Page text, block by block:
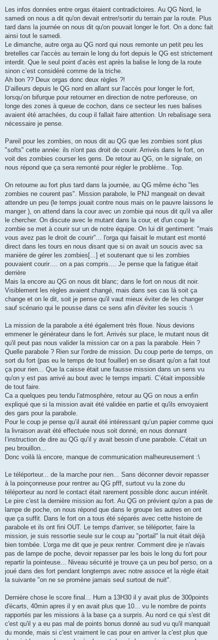
Les infos données entre orgas étaient contradictoires. Au QG Nord, le
samedi on nous a dit qu'on devait entrer/sortir du terrain par la route. Plus
tard dans la journée on nous dit qu'on pouvait longer le fort. On a donc fait
ainsi tout le samedi.
Le dimanche, autre orga au QG nord qui nous remonte un petit peu les
bretelles car l'accès au terrain le long du fort depuis le QG est strictement
interdit. Que le seul point d’acès est après la balise le long de la route
sinon c’est considéré comme de la triche.
Ah bon ?? Deux orgas donc deux règles ?!
D’ailleurs depuis le QG nord en allant sur l'accès pour longer le fort,
lorsqu’on bifurque pour retourner en direction de notre perforeuse, on
longe des zones à queue de cochon, dans ce secteur les rues balises
avaient été arrachées, du coup il fallait faire attention. Un rebalisage sera
nécessaire je pense.
Pareil pour les zombies, on nous dit au QG que les zombies sont plus
"softs" cette année: ils n'ont pas droit de courir. Arrivés dans le fort, on
voit des zombies courser les gens. De retour au QG, on le signale, on
nous répond que ça sera remonté pour régler le problème.. Top.
On retourne au fort plus tard dans la journée, au QG même écho "les
zombies ne courent pas". Mission parabole, le PNJ mangeait on devait
attendre un peu (le temps jouait contre nous mais on le pauvre laissons le
manger ), on attend dans la cour avec un zombie qui nous dit qu'il va aller
le chercher. On discute avec le mutant dans la cour, et d'un coup le
zombie se met à courir sur un de notre équipe. On lui dit gentiment: "mais
vous avez pas le droit de courir"... l'orga qui faisait le mutant est monté
direct dans les tours en nous disant que si on avait un soucis avec sa
manière de gérer les zombies[...] et soutenant que si les zombies
pouvaient courir…. on a pas compris.... Je pense que la fatigue était
derrière
Mais la encore au QG on nous dit blanc; dans le fort on nous dit noir.
Visiblement les règles avaient changé, mais dans ses cas là soit ça
change et on le dit, soit je pense qu'il vaut mieux éviter de les changer
sauf scénario qui le pousse dans ce sens afin d'éviter les soucis :\
La mission de la parabole a été également très floue. Nous devions
emmener le générateur dans le fort. Arrivés sur place, le mutant nous dit
qu'il peut pas nous valider la mission car on a pas la parabole. Hein ?
Quelle parabole ? Rien sur l'ordre de mission. Du coup perte de temps, on
sort du fort (pas eu le temps de tout fouiller) en se disant qu'on a fait tout
ça pour rien... Que la caisse était une fausse mission dans un sens vu
qu'on y est pas arrivé au bout avec le temps imparti. C’était impossible
de tout faire.
Ca a quelques peu tendu l'atmosphère, retour au QG on nous a enfin
expliqué que si la mission avait été validée en partie et qu'ils envoyaient
des gars pour la parabole.
Pour le coup je pense qu’il aurait été intéressant qu’un papier comme quoi
la livraison avait été effectuée nous soit donné, en nous donnant
l’instruction de dire au QG qu’il y avait besoin d’une parabole. C’était un
peu brouillon...
Donc voilà là encore, manque de communication malheureusement :\
Le téléporteur... de la marche pour rien... Sans déconner devoir repasser
à la poinçonneuse pour rentrer au QG pfff, surtout vu la zone du
téléporteur au nord le contact était rarement possible donc aucun intérêt.
Le pire c'est la dernière mission au fort. Au QG on prévient qu'on a pas de
lampe de poche, on nous répond que dans le groupe les autres en ont
que ça suffit. Dans le fort on a tous été séparés avec cette histoire de
parabole et ils ont fini OUT. Le temps d'arriver, se téléporter, faire la
mission, je suis ressortie seule sur le coup au "portail" la nuit était déjà
bien tombée. L'orga me dit que je peux rentrer. Comment dire je n'avais
pas de lampe de poche, devoir repasser par les bois le long du fort pour
repartir la pointeuse... Niveau sécurité je trouve ça un peu bof perso, on a
joué dans des fort pendant longtemps avec notre assoce et la règle était
la suivante "on ne se promène jamais seul surtout de nuit".
Dernière chose le score final... Hum a 13H30 il y avait plus de 300points
d'écarts, 40min apres il y en avait plus que 10... vu le nombre de points
rapportés par les missions à la base ça a surpris. Au nord ce qui s'est dit
c'est qu'il y a eu pas mal de points bonus donné au sud vu qu'il manquait
du monde, mais si c'est vraiment le cas pour en arriver la c'est plus que